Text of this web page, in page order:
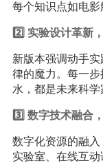
每个知识点如电影
2️⃣ 实验设计革新
新版本强调动手
律的魔力。每一
水，都是未来科学
3️⃣ 数字技术融合
数字化资源的融
实验室、在线互